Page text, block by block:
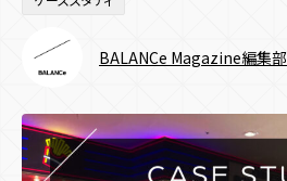
すべての記事
BALANCe Magazine編集部